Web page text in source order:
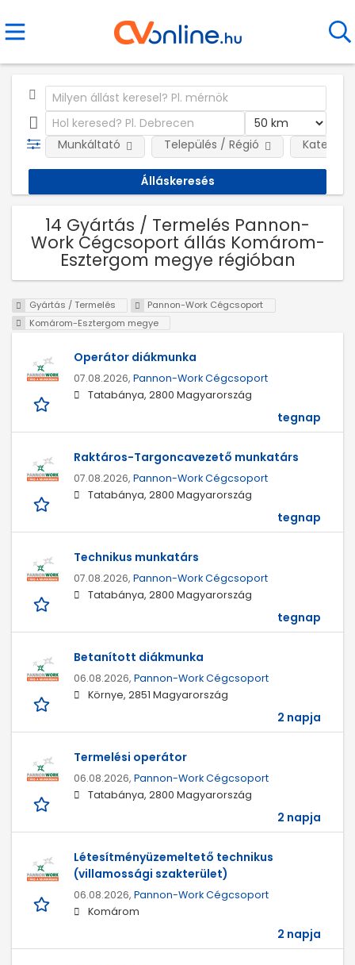
Munkáltató Település / Régió
14 Gyártás / Termelés Pannon-
Work Cégcsoport állás Komárom-
Esztergom megye régióban
Gyártás / Termelés
Pannon-Work Cégcsoport
Komárom-Esztergom megye
Operátor diákmunka
07.08.2026, Pannon-Work Cégcsoport
Tatabánya, 2800 Magyarország
tegnap
Raktáros-Targoncavezető munkatárs
07.08.2026, Pannon-Work Cégcsoport
Tatabánya, 2800 Magyarország
tegnap
Technikus munkatárs
07.08.2026, Pannon-Work Cégcsoport
Tatabánya, 2800 Magyarország
tegnap
Betanított diákmunka
06.08.2026, Pannon-Work Cégcsoport
Környe, 2851 Magyarország
2 napja
Termelési operátor
06.08.2026, Pannon-Work Cégcsoport
Tatabánya, 2800 Magyarország
2 napja
Létesítményüzemeltető technikus
(villamossági szakterület)
06.08.2026, Pannon-Work Cégcsoport
Komárom
2 napja